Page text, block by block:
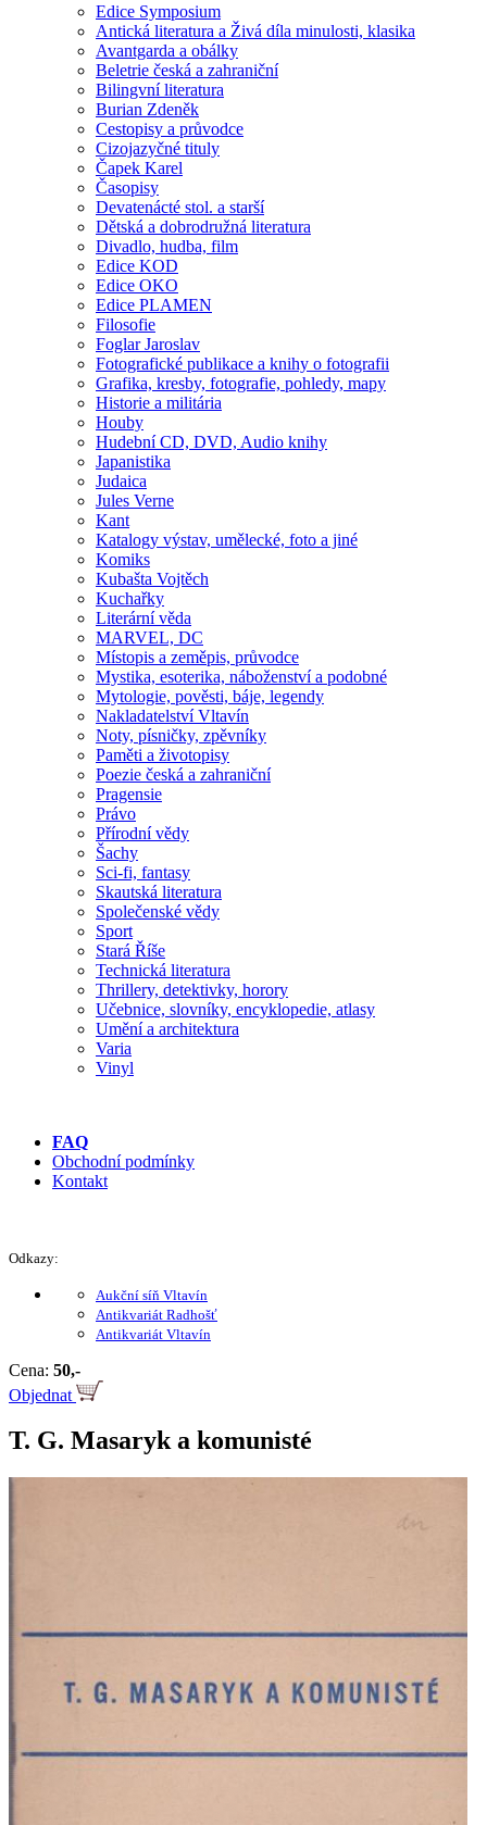
Edice Symposium
Antická literatura a Živá díla minulosti, klasika
Avantgarda a obálky
Beletrie česká a zahraniční
Bilingvní literatura
Burian Zdeněk
Cestopisy a průvodce
Cizojazyčné tituly
Čapek Karel
Časopisy
Devatenácté stol. a starší
Dětská a dobrodružná literatura
Divadlo, hudba, film
Edice KOD
Edice OKO
Edice PLAMEN
Filosofie
Foglar Jaroslav
Fotografické publikace a knihy o fotografii
Grafika, kresby, fotografie, pohledy, mapy
Historie a militária
Houby
Hudební CD, DVD, Audio knihy
Japanistika
Judaica
Jules Verne
Kant
Katalogy výstav, umělecké, foto a jiné
Komiks
Kubašta Vojtěch
Kuchařky
Literární věda
MARVEL, DC
Místopis a zeměpis, průvodce
Mystika, esoterika, náboženství a podobné
Mytologie, pověsti, báje, legendy
Nakladatelství Vltavín
Noty, písničky, zpěvníky
Paměti a životopisy
Poezie česká a zahraniční
Pragensie
Právo
Přírodní vědy
Šachy
Sci-fi, fantasy
Skautská literatura
Společenské vědy
Sport
Stará Říše
Technická literatura
Thrillery, detektivky, horory
Učebnice, slovníky, encyklopedie, atlasy
Umění a architektura
Varia
Vinyl
FAQ
Obchodní podmínky
Kontakt
Odkazy:
Aukční síň Vltavín
Antikvariát Radhošť
Antikvariát Vltavín
Cena: 50,-
Objednat
T. G. Masaryk a komunisté